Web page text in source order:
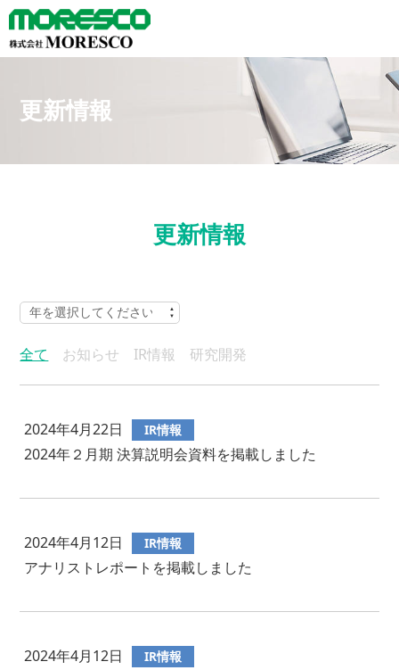
更新情報
更新情報
全て お知らせ IR情報 研究開発
2024年4月22日 IR情報
2024年２月期 決算説明会資料を掲載しました
2024年4月12日 IR情報
アナリストレポートを掲載しました
2024年4月12日 IR情報